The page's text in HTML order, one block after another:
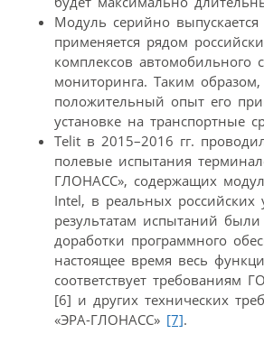
Модуль серийно
применяется рядом
комплексов автомобильного
мониторинга. Таким
положительный опыт его
установке на транспортные
Telit в 2015–2016 гг.
полевые испытания
ГЛОНАСС», содержащих
Intel, в реальных российских
результатам испытаний
доработки программного
настоящее время весь
соответствует требованиям
[6] и других технических
«ЭРА-ГЛОНАСС» [7].